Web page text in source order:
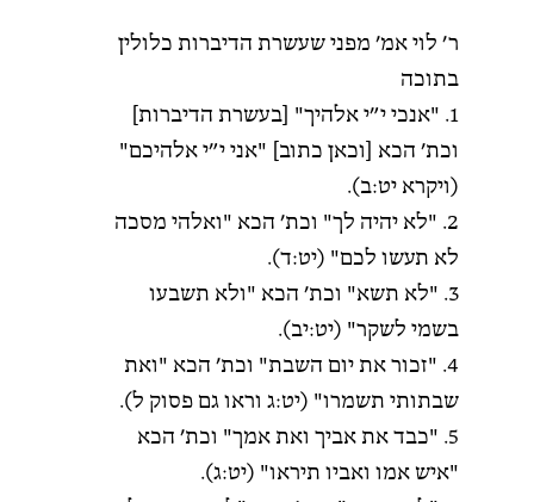
ר’ לוי אמ’ מפני שעשרת הדיברות כלולין
בתוכה
1. "אנכי י”י אלהיך" [בעשרת הדיברות]
וכת’ הכא [וכאן כתוב] "אני י”י אלהיכם"
(ויקרא יט:ב).
2. "לא יהיה לך" וכת’ הכא "ואלהי מסכה
לא תעשו לכם" (יט:ד).
3. "לא תשא" וכת’ הכא "ולא תשבעו
בשמי לשקר" (יט:יב).
4. "זכור את יום השבת" וכת’ הכא "ואת
שבתותי תשמרו" (יט:ג וראו גם פסוק ל).
5. "כבד את אביך ואת אמך" וכת’ הכא
"איש אמו ואביו תיראו" (יט:ג).